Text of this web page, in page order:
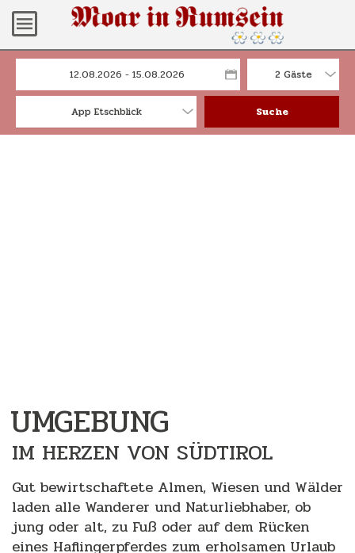
2 Gäste
App Etschblick Suche
UMGEBUNG
IM HERZEN VON SÜDTIROL
Gut bewirtschaftete Almen, Wiesen und Wälder
laden alle Wanderer und Naturliebhaber, ob
jung oder alt, zu Fuß oder auf dem Rücken
eines Haflingerpferdes zum erholsamen Urlaub